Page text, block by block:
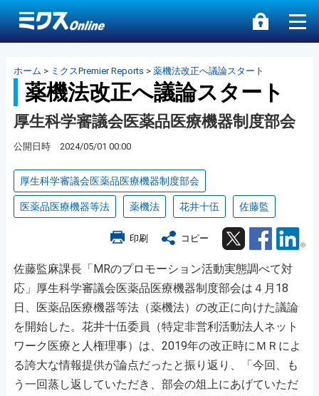
ホーム > ミクスPremier Reports > 薬機法改正へ議論スタート
薬機法改正へ議論スタート
厚生科学審議会医薬品医療機器制度部会
公開日時 2024/05/01 00:00
厚生科学審議会医薬品医療機器制度部会
医薬品医療機器等法 薬機法 花井十伍 佐藤監
印刷 コピー Twitter Facebook
佐藤監麻課長「MRのプロモーション活動実態調べて対
応」厚生科学審議会医薬品医療機器制度部会は４月18
日、医薬品医療機器等法（薬機法）の改正に向けた議論
を開始した。花井十伍委員（特定非営利活動法人ネット
ワーク医療と人権理事）は、2019年の改正時にＭＲによ
る誇大な情報提供が論点だったと振り返り、「今回、も
う一回蒸し返していただき、部会の俎上にあげていただ